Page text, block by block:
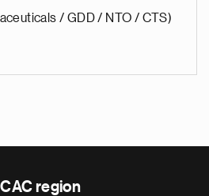
/ GDD / NTO / CTS)
region